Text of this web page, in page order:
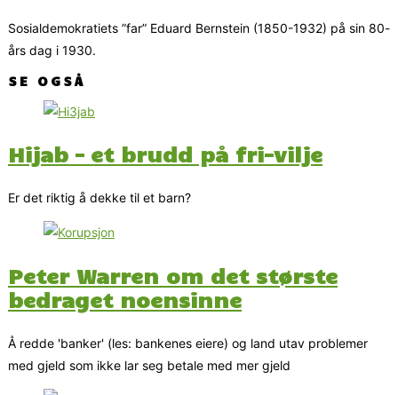
Sosialdemokratiets ”far” Eduard Bernstein (1850-1932) på sin 80-
års dag i 1930.
SE OGSÅ
Hijab – et brudd på fri-vilje
Er det riktig å dekke til et barn?
Peter Warren om det største
bedraget noensinne
Å redde 'banker' (les: bankenes eiere) og land utav problemer
med gjeld som ikke lar seg betale med mer gjeld